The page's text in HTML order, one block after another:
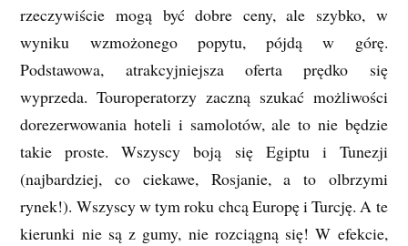
rzeczywiście mogą być dobre ceny, ale szybko, w
wyniku wzmożonego popytu, pójdą w górę.
Podstawowa, atrakcyjniejsza oferta prędko się
wyprzeda. Touroperatorzy zaczną szukać możliwości
dorezerwowania hoteli i samolotów, ale to nie będzie
takie proste. Wszyscy boją się Egiptu i Tunezji
(najbardziej, co ciekawe, Rosjanie, a to olbrzymi
rynek!). Wszyscy w tym roku chcą Europę i Turcję. A te
kierunki nie są z gumy, nie rozciągną się! W efekcie,